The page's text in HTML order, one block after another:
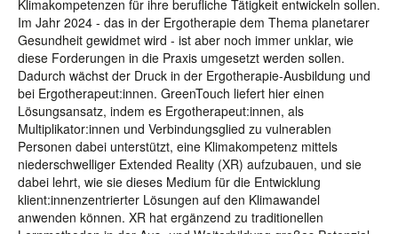
Klimakompetenzen für ihre berufliche Tätigkeit entwickeln sollen.
Im Jahr 2024 - das in der Ergotherapie dem Thema planetarer
Gesundheit gewidmet wird - ist aber noch immer unklar, wie
diese Forderungen in die Praxis umgesetzt werden sollen.
Dadurch wächst der Druck in der Ergotherapie-Ausbildung und
bei Ergotherapeut:innen. GreenTouch liefert hier einen
Lösungsansatz, indem es Ergotherapeut:innen, als
Multiplikator:innen und Verbindungsglied zu vulnerablen
Personen dabei unterstützt, eine Klimakompetenz mittels
niederschwelliger Extended Reality (XR) aufzubauen, und sie
dabei lehrt, wie sie dieses Medium für die Entwicklung
klient:innenzentrierter Lösungen auf den Klimawandel
anwenden können. XR hat ergänzend zu traditionellen